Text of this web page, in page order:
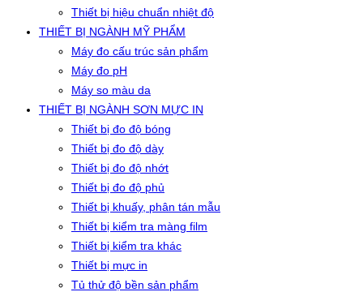
Thiết bị hiệu chuẩn nhiệt độ
THIẾT BỊ NGÀNH MỸ PHẨM
Máy đo cấu trúc sản phẩm
Máy đo pH
Máy so màu da
THIẾT BỊ NGÀNH SƠN MỰC IN
Thiết bị đo độ bóng
Thiết bị đo độ dày
Thiết bị đo độ nhớt
Thiết bị đo độ phủ
Thiết bị khuấy, phân tán mẫu
Thiết bị kiểm tra màng film
Thiết bị kiểm tra khác
Thiết bị mực in
Tủ thử độ bền sản phẩm